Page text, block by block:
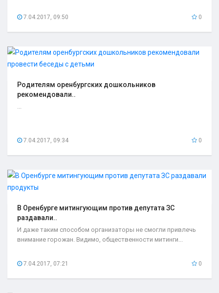
7.04.2017, 09:50 0
Родителям оренбургских дошкольников
рекомендовали..
...
7.04.2017, 09:34 0
В Оренбурге митингующим против депутата ЗС
раздавали..
И даже таким способом организаторы не смогли привлечь
внимание горожан. Видимо, общественности митинги...
7.04.2017, 07:21 0